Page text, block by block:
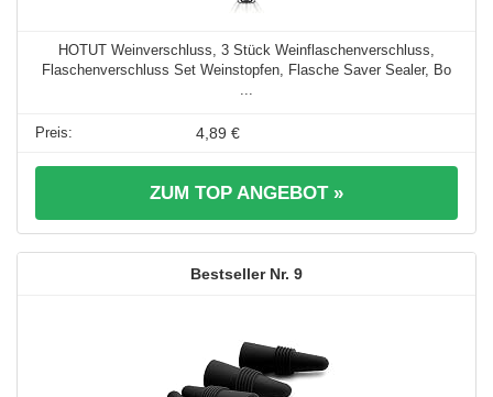
HOTUT Weinverschluss, 3 Stück Weinflaschenverschluss,
Flaschenverschluss Set Weinstopfen, Flasche Saver Sealer, Bo
...
4,89 €
ZUM TOP ANGEBOT »
9